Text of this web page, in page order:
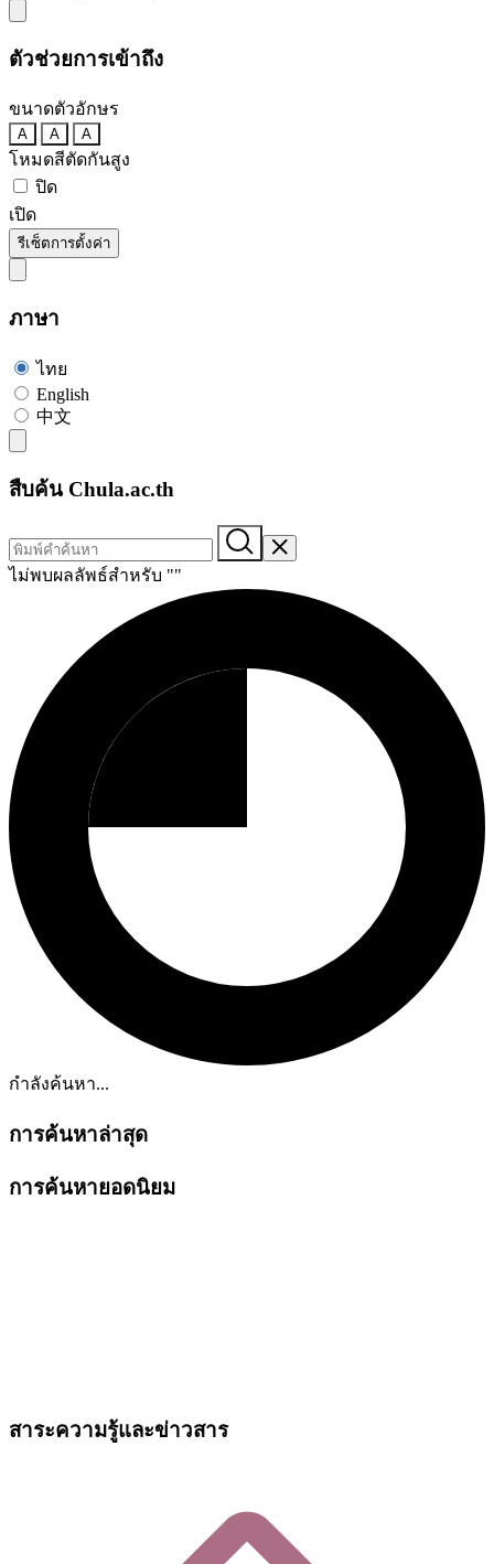
ตัวช่วยการเข้าถึง
ขนาดตัวอักษร
A A A
โหมดสีตัดกันสูง
ปิด
เปิด
รีเซ็ตการตั้งค่า
ภาษา
ไทย
English
中文
สืบค้น Chula.ac.th
ไม่พบผลลัพธ์สำหรับ ""
กำลังค้นหา...
การค้นหาล่าสุด
การค้นหายอดนิยม
สาระความรู้และข่าวสาร